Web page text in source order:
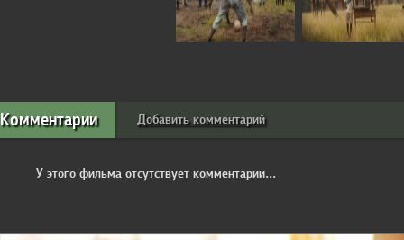
Комментарии Добавить комментарий
У этого фильма отсутствует комментарии...